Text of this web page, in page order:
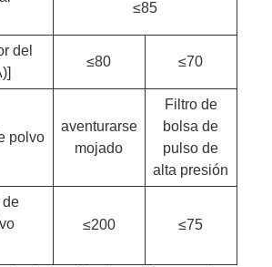
≤85
del
≤80 ≤70
polvo
aventurarse
mojado
Filtro de
bolsa de
pulso de
alta presión
de
≤200 ≤75